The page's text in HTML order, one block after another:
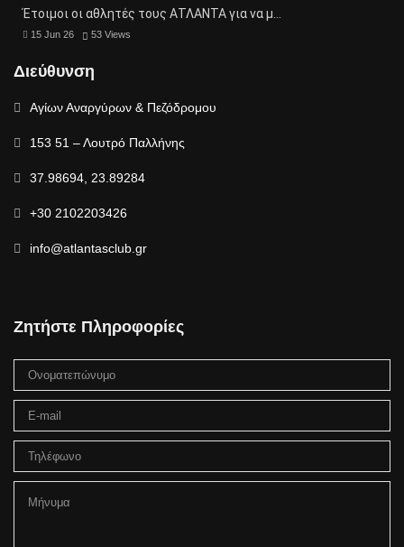
Έτοιμοι οι αθλητές τους ΑΤΛΑΝΤΑ για να μ…
15 Jun 26 53 Views
Διεύθυνση
Αγίων Αναργύρων & Πεζόδρομου
153 51 – Λουτρό Παλλήνης
37.98694, 23.89284
+30 2102203426
info@atlantasclub.gr
Ζητήστε Πληροφορίες